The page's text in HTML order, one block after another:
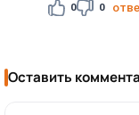
0 0
Оставить